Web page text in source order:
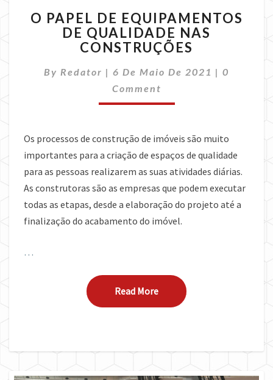
PAPEL
DE
EQUIPAMENTOS
QUALIDADE
NAS
O PAPEL DE EQUIPAMENTOS
DE QUALIDADE NAS
CONSTRUÇÕES
By Redator | 6 De Maio De 2021 | 0
Comment
Os processos de construção de imóveis são muito
importantes para a criação de espaços de qualidade
para as pessoas realizarem as suas atividades diárias.
As construtoras são as empresas que podem executar
todas as etapas, desde a elaboração do projeto até a
finalização do acabamento do imóvel.
…
Read MoreRead More